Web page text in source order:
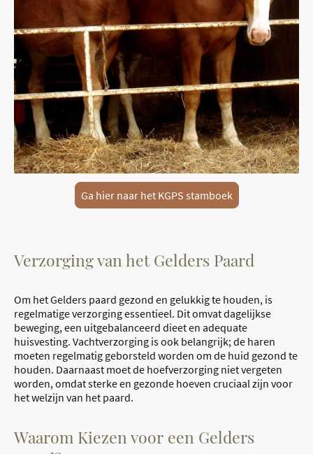
Ga hier naar het KGPS stamboek
Verzorging van het Gelders Paard
Om het Gelders paard gezond en gelukkig te houden, is
regelmatige verzorging essentieel. Dit omvat dagelijkse
beweging, een uitgebalanceerd dieet en adequate
huisvesting. Vachtverzorging is ook belangrijk; de haren
moeten regelmatig geborsteld worden om de huid gezond te
houden. Daarnaast moet de hoefverzorging niet vergeten
worden, omdat sterke en gezonde hoeven cruciaal zijn voor
het welzijn van het paard.
Waarom Kiezen voor een Gelders